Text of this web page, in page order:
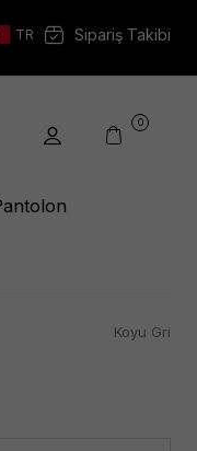
TR Sipariş Takibi
0
Koyu Gri